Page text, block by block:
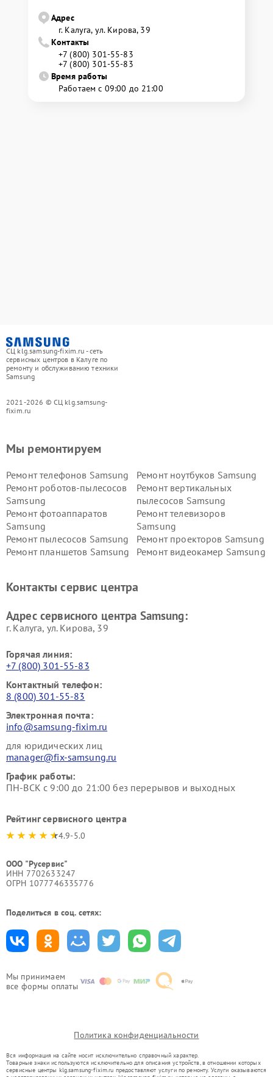
Адрес
г. Калуга, ул. Кирова, 39
Контакты
+7 (800) 301-55-83
+7 (800) 301-55-83
Время работы
Работаем с 09:00 до 21:00
СЦ klg.samsung-fixim.ru - сеть
сервисных центров в Калуге по
ремонту и обслуживанию техники
Samsung
2021-2026 © СЦ klg.samsung-
fixim.ru
Мы принимаем
все формы оплаты
Мы ремонтируем
Ремонт телефонов Samsung
Ремонт ноутбуков Samsung
Ремонт роботов-пылесосов
Samsung
Ремонт вертикальных
пылесосов Samsung
Ремонт фотоаппаратов
Samsung
Ремонт телевизоров
Samsung
Ремонт пылесосов Samsung
Ремонт проекторов Samsung
Ремонт планшетов Samsung
Ремонт видеокамер Samsung
Контакты сервис центра
Адрес сервисного центра Samsung:
г. Калуга, ул. Кирова, 39
Горячая линия:
+7 (800) 301-55-83
Контактный телефон:
8 (800) 301-55-83
Электронная почта:
info@samsung-fixim.ru
для юридических лиц
manager@fix-samsung.ru
График работы:
ПН-ВСК с 9:00 до 21:00 без перерывов и выходных
Рейтинг сервисного центра
4.9-5.0
ООО "Русервис"
ИНН 7702633247
ОГРН 1077746335776
Поделиться в соц. сетях:
Политика конфиденциальности
Вся информация на сайте носит исключительно справочный характер.
Товарные знаки используются исключительно для описания устройств, в отношении которых
сервисные центры klg.samsung-fixim.ru предоставляют услуги по ремонту. Услуги оказываются